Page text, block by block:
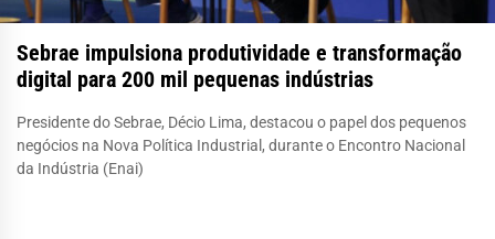
Sebrae impulsiona produtividade e transformação
digital para 200 mil pequenas indústrias
Presidente do Sebrae, Décio Lima, destacou o papel dos pequenos
negócios na Nova Política Industrial, durante o Encontro Nacional
da Indústria (Enai)